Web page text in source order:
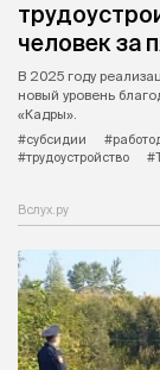
человек за
В 2025 году
новый уровень
«Кадры».
#субсидии
#трудоустройство
Вслух.ру